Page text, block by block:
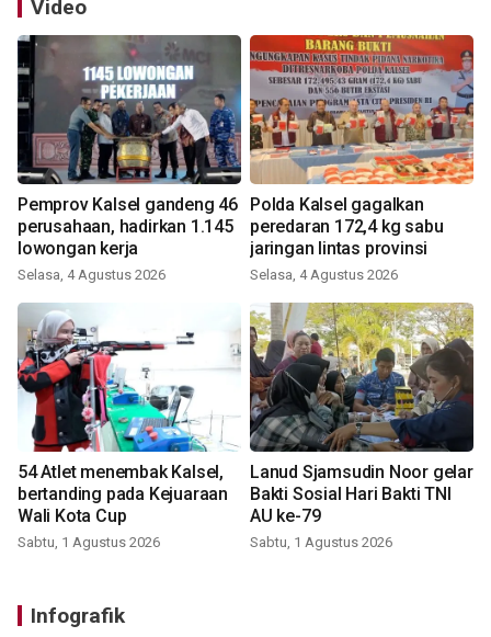
Video
Pemprov Kalsel gandeng 46
perusahaan, hadirkan 1.145
lowongan kerja
Selasa, 4 Agustus 2026
Polda Kalsel gagalkan
peredaran 172,4 kg sabu
jaringan lintas provinsi
Selasa, 4 Agustus 2026
54 Atlet menembak Kalsel,
bertanding pada Kejuaraan
Wali Kota Cup
Sabtu, 1 Agustus 2026
Lanud Sjamsudin Noor gelar
Bakti Sosial Hari Bakti TNI
AU ke-79
Sabtu, 1 Agustus 2026
Infografik